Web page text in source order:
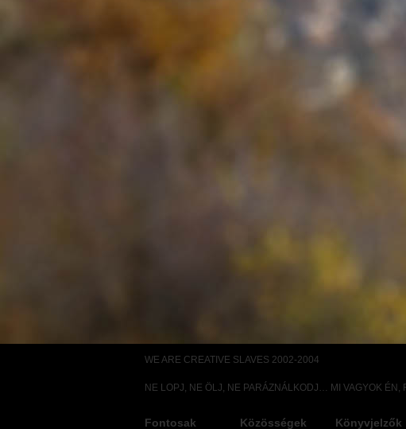
WE ARE CREATIVE SLAVES 2002-2004
NE LOPJ, NE ÖLJ, NE PARÁZNÁLKODJ… MI VAGYOK ÉN,
Fontosak Közösségek Könyvjelzők